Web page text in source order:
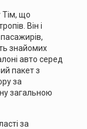
Тім, що
Він і
знайомих
авто серед
пакет з
за
загальною
за